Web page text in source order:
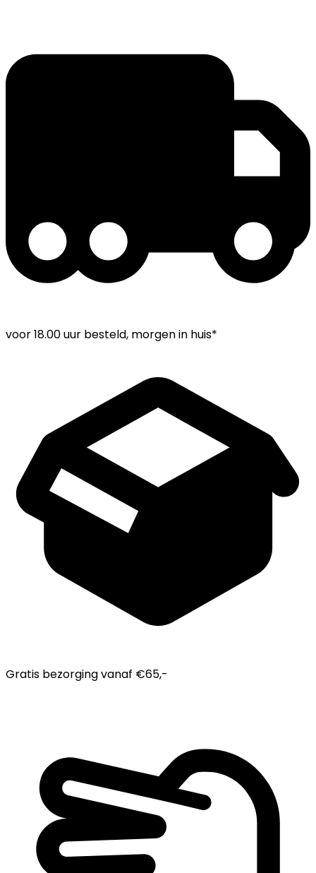
voor18.00 uur besteld, morgen in huis*
Gratis bezorgingvanaf €65,-